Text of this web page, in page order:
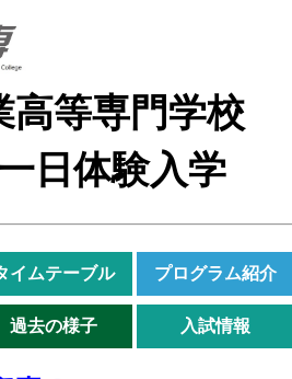
高等専門学校
日体験入学
イムテーブル プログラム紹介
過去の様子 入試情報